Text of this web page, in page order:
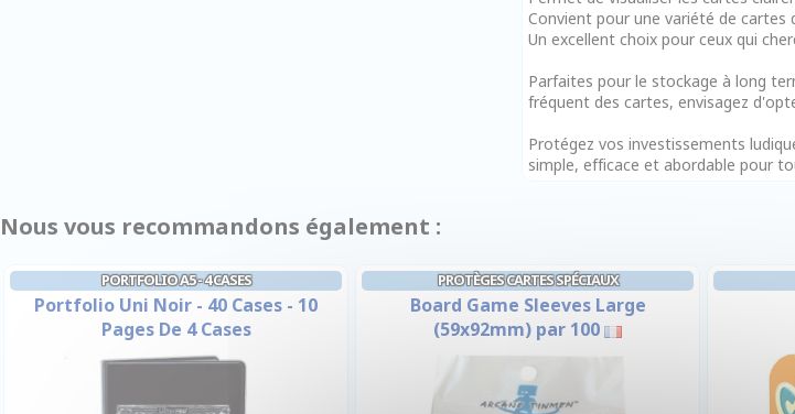
Convient pour une variété de
Un excellent choix pour ceux qui
Parfaites pour le stockage à long
fréquent des cartes, envisagez
Protégez vos investissements
simple, efficace et abordable pour
Nous vous recommandons également :
PORTFOLIO A5 - 4 CASES
Portfolio Uni Noir - 40 Cases - 10
Pages De 4 Cases
PROTÈGES CARTES SPÉCIAUX
Board Game Sleeves Large
(59x92mm) par 100